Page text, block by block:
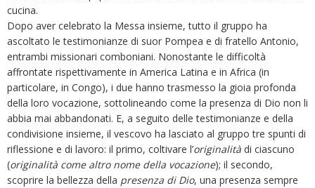
cucina.
Dopo aver celebrato la Messa insieme, tutto il gruppo ha
ascoltato le testimonianze di suor Pompea e di fratello Antonio,
entrambi missionari comboniani. Nonostante le difficoltà
affrontate rispettivamente in America Latina e in Africa (in
particolare, in Congo), i due hanno trasmesso la gioia profonda
della loro vocazione, sottolineando come la presenza di Dio non li
abbia mai abbandonati. E, a seguito delle testimonianze e della
condivisione insieme, il vescovo ha lasciato al gruppo tre spunti di
riflessione e di lavoro: il primo, coltivare l’originalità di ciascuno
(originalità come altro nome della vocazione); il secondo,
scoprire la bellezza della presenza di Dio, una presenza sempre